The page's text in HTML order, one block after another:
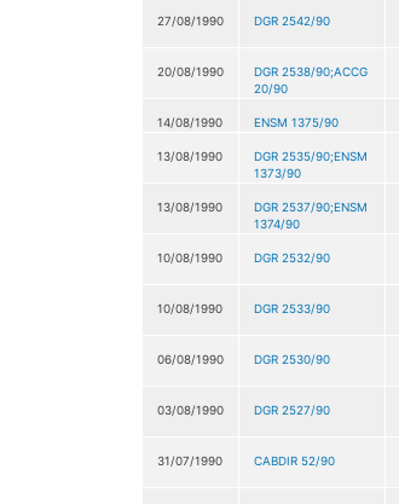
27/08/1990 DGR 2542/90
20/08/1990
DGR 2538/90;ACCG
20/90
14/08/1990 ENSM 1375/90
13/08/1990
DGR 2535/90;ENSM
1373/90
13/08/1990
DGR 2537/90;ENSM
1374/90
10/08/1990 DGR 2532/90
10/08/1990 DGR 2533/90
06/08/1990 DGR 2530/90
03/08/1990 DGR 2527/90
31/07/1990 CABDIR 52/90